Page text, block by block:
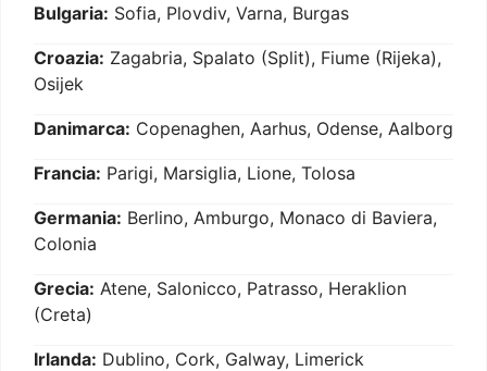
Bulgaria: Sofia, Plovdiv, Varna, Burgas
Croazia: Zagabria, Spalato (Split), Fiume (Rijeka),
Osijek
Danimarca: Copenaghen, Aarhus, Odense, Aalborg
Francia: Parigi, Marsiglia, Lione, Tolosa
Germania: Berlino, Amburgo, Monaco di Baviera,
Colonia
Grecia: Atene, Salonicco, Patrasso, Heraklion
(Creta)
Irlanda: Dublino, Cork, Galway, Limerick